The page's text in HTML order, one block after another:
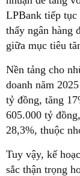
LPBank tiếp
thấy ngân hàng
giữa mục tiêu
Nền tảng cho
doanh năm
tỷ đồng, tăng
605.000 tỷ
28,3%, thuộc
Tuy vậy, kế
sắc thận trọng